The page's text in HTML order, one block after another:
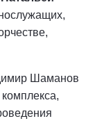
Шаманов